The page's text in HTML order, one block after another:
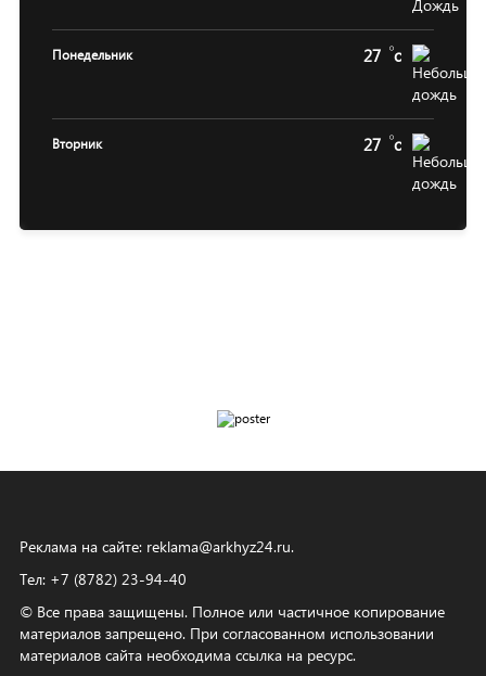
Понедельник 27 c
Вторник 27 c
Реклама на сайте: reklama@arkhyz24.ru.
Тел: +7 (8782) 23‑94‑40
© Все права защищены. Полное или частичное копирование
материалов запрещено. При согласованном использовании
материалов сайта необходима ссылка на ресурс.